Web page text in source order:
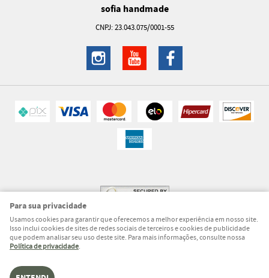
sofia handmade
CNPJ: 23.043.075/0001-55
LOJA VIRTUAL CRIADA POR
Para sua privacidade
Usamos cookies para garantir que oferecemos a melhor experiência em nosso site.
Isso inclui cookies de sites de redes sociais de terceiros e cookies de publicidade
que podem analisar seu uso deste site. Para mais informações, consulte nossa
Política de privacidade.